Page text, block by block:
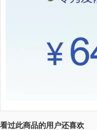
看过此商品的用户还喜欢